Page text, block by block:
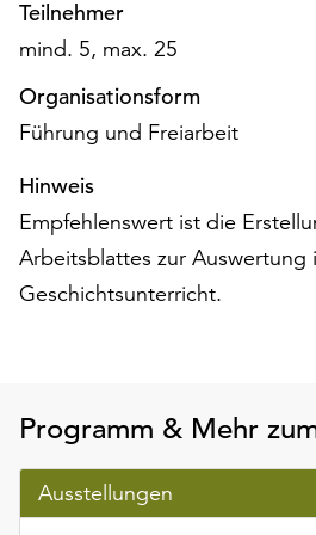
unserer
Datenschutzerklärung
dem
Impressum
Teilnehmer
mind. 5, max. 25
Organisationsform
Führung und Freiarbeit
Hinweis
Empfehlenswert ist die
Arbeitsblattes zur Auswertung
Geschichtsunterricht.
Programm & Mehr
Ausstellungen